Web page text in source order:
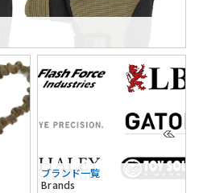
ブランド一覧
Brands